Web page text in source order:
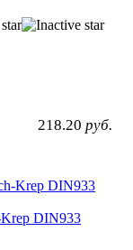
218.20 руб.
Krep DIN933